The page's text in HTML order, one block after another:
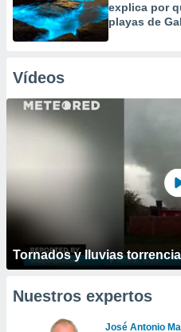
explica por
playas de
Vídeos
Tornados y lluvias
Nuestros expertos
José Antonio